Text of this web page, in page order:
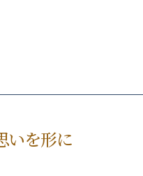
いを形に